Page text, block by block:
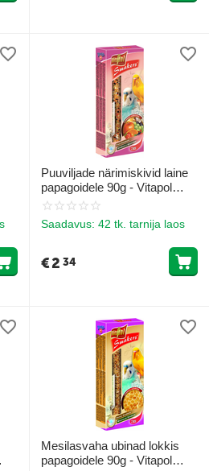
Puuviljade närimiskivid laine
papagoidele 90g - Vitapol
STANDARD Smakers fruit for
Saadavus: 42 tk. tarnija laos
€2 34
Mesilasvaha ubinad lokkis
papagoidele 90g - Vitapol